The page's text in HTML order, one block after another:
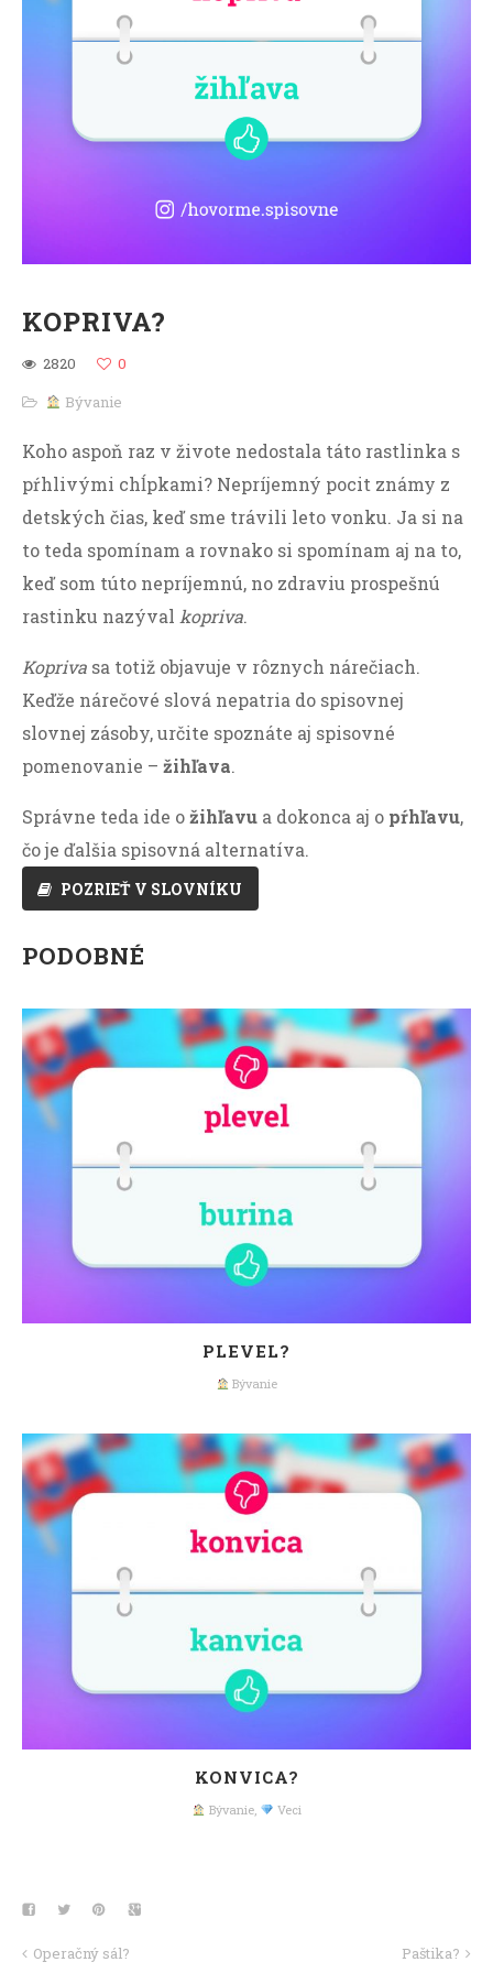
KOPRIVA?
2820
0
Bývanie
Koho aspoň raz v živote nedostala táto rastlinka s
pŕhlivými chĺpkami? Nepríjemný pocit známy z
detských čias, keď sme trávili leto vonku. Ja si na
to teda spomínam a rovnako si spomínam aj na to,
keď som túto nepríjemnú, no zdraviu prospešnú
rastinku nazýval kopriva.
Kopriva sa totiž objavuje v rôznych nárečiach.
Keďže nárečové slová nepatria do spisovnej
slovnej zásoby, určite spoznáte aj spisovné
pomenovanie – žihľava.
Správne teda ide ožihľavu a dokonca aj o pŕhľavu,
čo je ďalšia spisovná alternatíva.
POZRIEŤ V SLOVNÍKU
PODOBNÉ
PLEVEL?
Bývanie
KONVICA?
Bývanie Veci
Operačný sál? Paštika?